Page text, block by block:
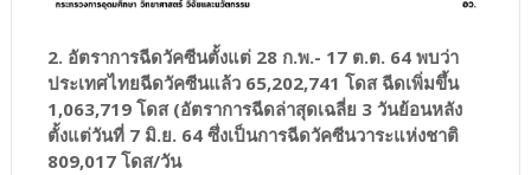
2. อัตราการฉีดวัคซีนตั้งแต่ 28 ก.พ.- 17 ต.ต. 64 พบว่า
ประเทศไทยฉีดวัคซีนแล้ว 65,202,741 โดส ฉีดเพิ่มขึ้น
1,063,719 โดส (อัตราการฉีดล่าสุดเฉลี่ย 3 วันย้อนหลัง
ตั้งแต่วันที่ 7 มิ.ย. 64 ซึ่งเป็นการฉีดวัคซีนวาระแห่งชาติ
809,017 โดส/วัน